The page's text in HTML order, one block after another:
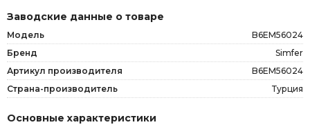
Заводские данные о товаре
Модель
B6EM56024
Бренд
Simfer
Артикул производителя
B6EM56024
Страна-производитель
Турция
Основные характеристики